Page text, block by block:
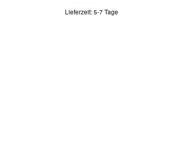
Lieferzeit:5-7 Tage